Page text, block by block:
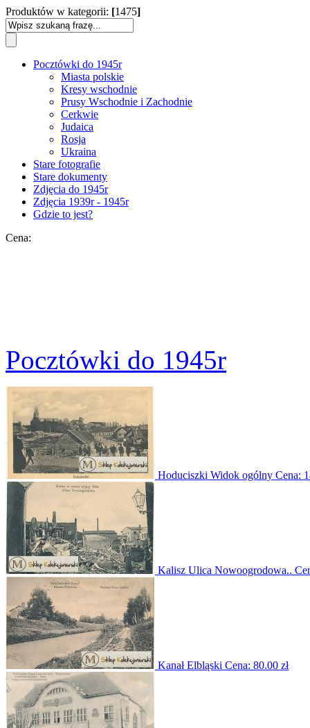
Produktów w kategorii: [1475]
Pocztówki do 1945r
Miasta polskie
Kresy wschodnie
Prusy Wschodnie i Zachodnie
Cerkwie
Judaica
Rosja
Ukraina
Stare fotografie
Stare dokumenty
Zdjęcia do 1945r
Zdjęcia 1939r - 1945r
Gdzie to jest?
Cena:
Pocztówki do 1945r
Hoduciszki Widok ogólny Cena:
Kalisz Ulica Nowoogrodowa..
Kanał Elbląski Cena: 80.00 zł